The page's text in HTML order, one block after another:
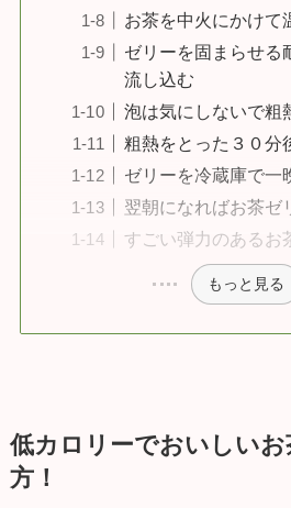
お茶を中火にかけて
ゼリーを固まらせる
流し込む
泡は気にしないで粗
粗熱をとった３０分
ゼリーを冷蔵庫で一
翌朝になればお茶ゼ
すごい弾力のあるお
もっと見る
低カロリーでおいしいお
方！